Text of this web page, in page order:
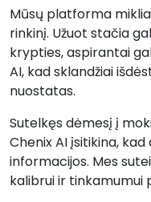
Mūsų platforma
rinkinį. Užuot stačia
krypties, aspirantai
AI, kad sklandžiai
nuostatas.
Sutelkęs dėmesį į
Chenix AI įsitikina,
informacijos. Mes
kalibrui ir tinkamumui